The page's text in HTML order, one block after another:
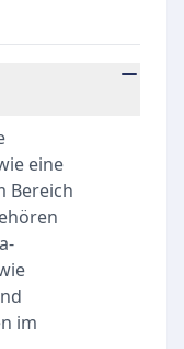
eine
Bereich
im